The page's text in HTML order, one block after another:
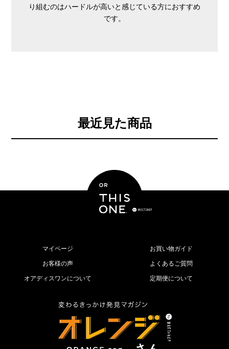
り組むのはハードルが高いと感じている方におすすめ
です。
最近見た商品
マイページ お買い物ガイド
お客様の声 よくあるご質問
オアディスワンについて 定期便について